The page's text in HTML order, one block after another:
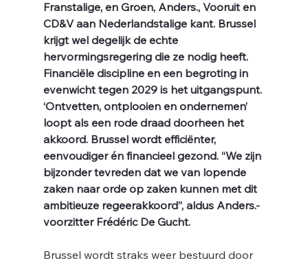
il
Franstalige, en Groen, Anders., Vooruit en
CD&V aan Nederlandstalige kant. Brussel
krijgt wel degelijk de echte
hervormingsregering die ze nodig heeft.
Financiële discipline en een begroting in
evenwicht tegen 2029 is het uitgangspunt.
‘Ontvetten, ontplooien en ondernemen’
loopt als een rode draad doorheen het
akkoord. Brussel wordt efficiënter,
eenvoudiger én financieel gezond. “We zijn
bijzonder tevreden dat we van lopende
zaken naar orde op zaken kunnen met dit
ambitieuze regeerakkoord”, aldus Anders.-
voorzitter Frédéric De Gucht.
Brussel wordt straks weer bestuurd door